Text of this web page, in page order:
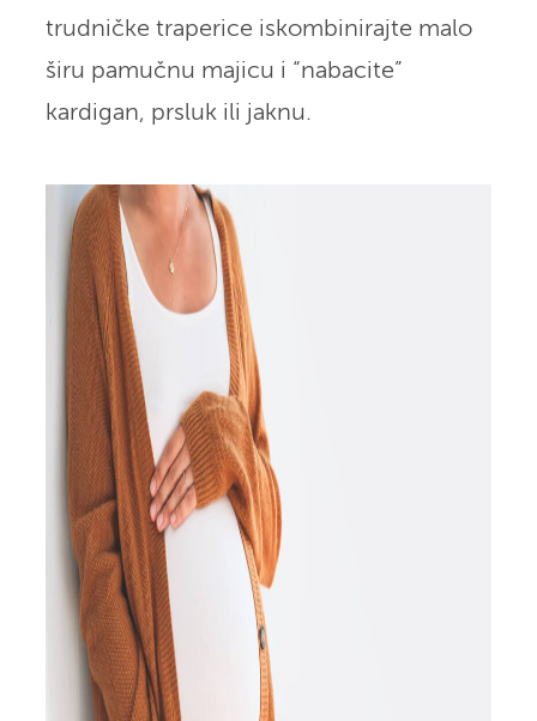
trudničke traperice iskombinirajte malo
širu pamučnu majicu i “nabacite”
kardigan, prsluk ili jaknu.